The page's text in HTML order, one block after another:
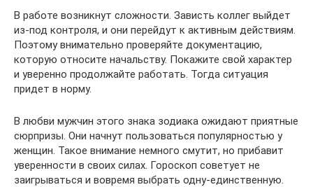
В работе возникнут сложности. Зависть коллег выйдет
из-под контроля, и они перейдут к активным действиям.
Поэтому внимательно проверяйте документацию,
которую относите начальству. Покажите свой характер
и уверенно продолжайте работать. Тогда ситуация
придет в норму.
В любви мужчин этого знака зодиака ожидают приятные
сюрпризы. Они начнут пользоваться популярностью у
женщин. Такое внимание немного смутит, но прибавит
уверенности в своих силах. Гороскоп советует не
заигрываться и вовремя выбрать одну-единственную.